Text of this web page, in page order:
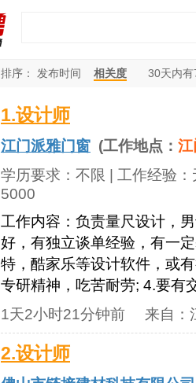
排序： 发布时间 相关度 30天内有
1.设计师
江门派雅门窗 (工作地点： 江
学历要求： 不限 | 工作经验：
5000
工作内容：负责量尺设计，
好，有独立谈单经验，有一
特，酷家乐等设计软件，或
专研精神，吃苦耐劳; 4.要有
1天2小时21分钟前 来自：
2.设计师